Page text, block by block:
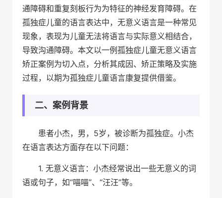
通障碍和重复刻板行为为特征的神经发育障碍。在
孤独症儿童的语言表达中，无意义语言是一种常见
现象，表现为儿童无法将语言与实际意义相结合，
导致沟通障碍。本文以一例孤独症儿童无意义语言
矫正案例为切入点，分析其成因、矫正策略及实施
过程，以期为孤独症儿童语言康复提供借鉴。
二、案例背景
患者小杰，男，5岁，被诊断为孤独症。小杰
在语言表达方面存在以下问题：
1. 无意义语言：小杰经常说出一些无意义的词
语或句子，如“喵喵”、“汪汪”等。